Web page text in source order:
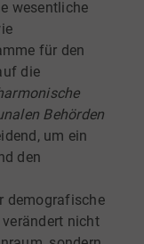
wesentliche
für den
die
Behörden
um ein
den
demografische
nicht